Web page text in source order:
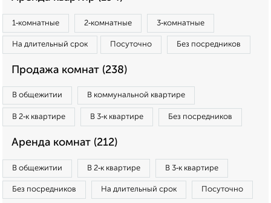
1‑комнатные 2‑комнатные 3‑комнатные
На длительный срок Посуточно Без посредников
Продажа комнат (238)
В общежитии В коммунальной квартире
В 2‑к квартире В 3‑к квартире Без посредников
Аренда комнат (212)
В общежитии В 2‑к квартире В 3‑к квартире
Без посредников На длительный срок Посуточно